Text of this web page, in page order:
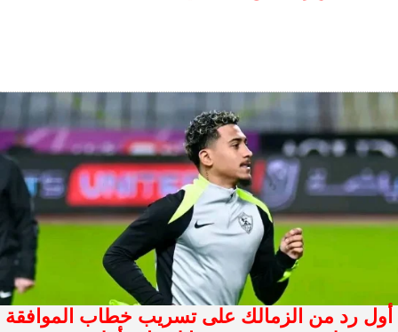
أول رد من الزمالك على تسريب خطاب الموافقة